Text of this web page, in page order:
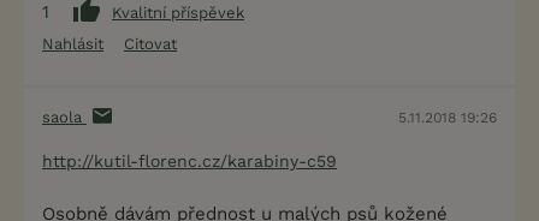
1
Kvalitní příspěvek
Nahlásit
Citovat
saola 5.11.2018 19:26
http://kutil-florenc.cz/karabiny-c59
Osobně dávám přednost u malých psů kožené